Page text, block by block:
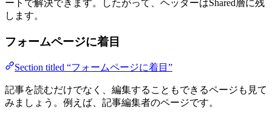
ートで解決できます。したがって、ヘッダーはShared層に残
します。
フォームページに着目
Section titled “フォームページに着目”
記事を読むだけでなく、編集することもできるページも見て
みましょう。例えば、記事編集者のページです。